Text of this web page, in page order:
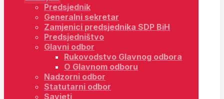
Predsjednik
Generalni sekretar
Zamjenici predsjednika SDP BiH
Predsjedništvo
Glavni odbor
Rukovodstvo Glavnog odbora
O Glavnom odboru
Nadzorni odbor
Statutarni odbor
Savjeti